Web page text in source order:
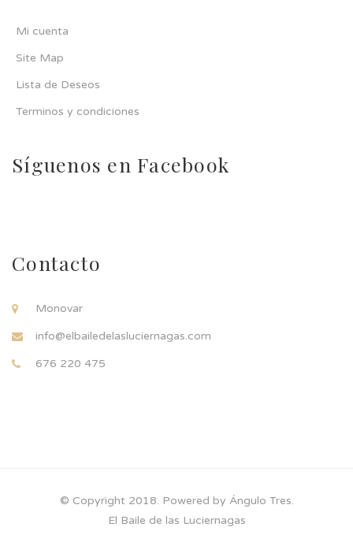
Mi cuenta
Site Map
Lista de Deseos
Terminos y condiciones
Síguenos en Facebook
Contacto
Monovar
info@elbailedelasluciernagas.com
676 220 475
© Copyright 2018. Powered by Ángulo Tres.
El Baile de las Luciernagas